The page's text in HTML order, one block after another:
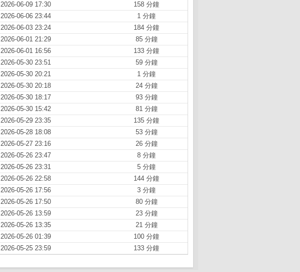
2026-06-09 17:30
158 分鐘
2026-06-06 23:44
1 分鐘
2026-06-03 23:24
184 分鐘
2026-06-01 21:29
85 分鐘
2026-06-01 16:56
133 分鐘
2026-05-30 23:51
59 分鐘
2026-05-30 20:21
1 分鐘
2026-05-30 20:18
24 分鐘
2026-05-30 18:17
93 分鐘
2026-05-30 15:42
81 分鐘
2026-05-29 23:35
135 分鐘
2026-05-28 18:08
53 分鐘
2026-05-27 23:16
26 分鐘
2026-05-26 23:47
8 分鐘
2026-05-26 23:31
5 分鐘
2026-05-26 22:58
144 分鐘
2026-05-26 17:56
3 分鐘
2026-05-26 17:50
80 分鐘
2026-05-26 13:59
23 分鐘
2026-05-26 13:35
21 分鐘
2026-05-26 01:39
100 分鐘
2026-05-25 23:59 133 分鐘